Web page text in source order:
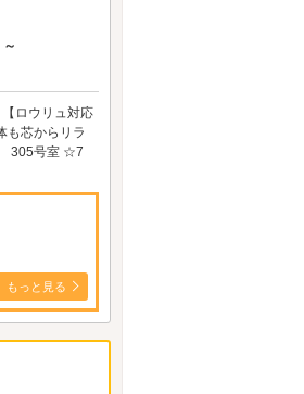
ロウリュ対応
も芯からリラ
305号室 ☆7
もっと見る